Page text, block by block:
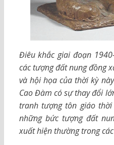
Điêu khắc giai đoạn
các tượng đất nung đồng
và hội họa của thời kỳ
Cao Đàm có sự thay đổi
tranh tượng tôn giáo
những bức tượng đất
xuất hiện thường trong